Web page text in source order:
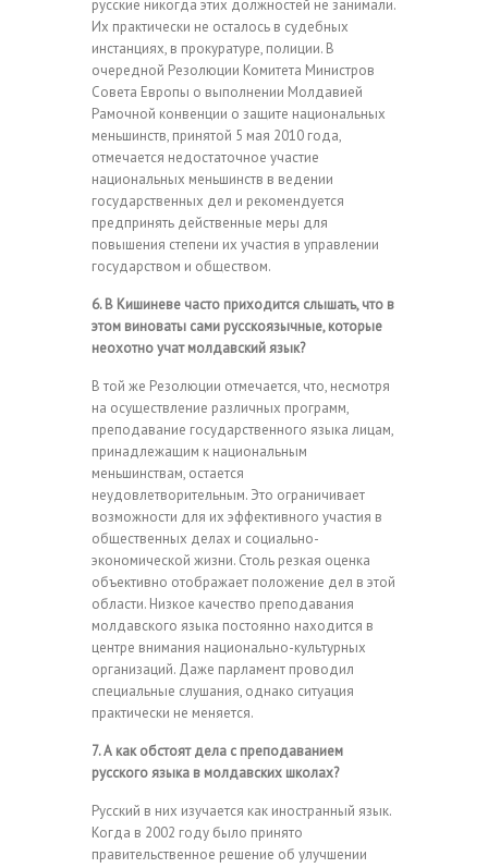
русские никогда этих должностей не занимали.
Их практически не осталось в судебных
инстанциях, в прокуратуре, полиции. В
очередной Резолюции Комитета Министров
Совета Европы о выполнении Молдавией
Рамочной конвенции о защите национальных
меньшинств, принятой 5 мая 2010 года,
отмечается недостаточное участие
национальных меньшинств в ведении
государственных дел и рекомендуется
предпринять действенные меры для
повышения степени их участия в управлении
государством и обществом.
6. В Кишиневе часто приходится слышать, что в
этом виноваты сами русскоязычные, которые
неохотно учат молдавский язык?
В той же Резолюции отмечается, что, несмотря
на осуществление различных программ,
преподавание государственного языка лицам,
принадлежащим к национальным
меньшинствам, остается
неудовлетворительным. Это ограничивает
возможности для их эффективного участия в
общественных делах и социально-
экономической жизни. Столь резкая оценка
объективно отображает положение дел в этой
области. Низкое качество преподавания
молдавского языка постоянно находится в
центре внимания национально-культурных
организаций. Даже парламент проводил
специальные слушания, однако ситуация
практически не меняется.
7. А как обстоят дела с преподаванием
русского языка в молдавских школах?
Русский в них изучается как иностранный язык.
Когда в 2002 году было принято
правительственное решение об улучшении